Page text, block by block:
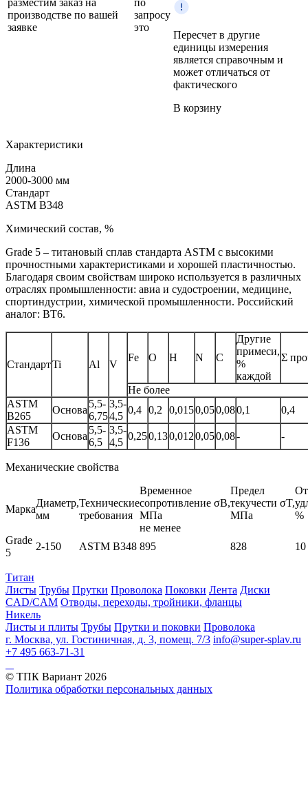
производстве по вашей
заявке
запросу
это
Пересчет в другие
единицы измерения
является справочным и
может отличаться от
фактического
В корзину
Характеристики
Длина
2000-3000 мм
Стандарт
ASTM B348
Химический состав, %
Grade 5 – титановый сплав стандарта ASTM с высокими
прочностными характеристиками и хорошей пластичностью.
Благодаря своим свойствам широко используется в различных
отраслях промышленности: авиа и судостроении, медицине,
спортиндустрии, химической промышленности. Российский
аналог: ВТ6.
СтандартTi Al V
Fe O H N C
Другие
примеси,
%
каждой
Σ
Не более
ASTM
B265
Основа
5,5-
6,75
3,5-
4,5
0,4 0,2 0,0150,050,080,1
0,4
ASTM
F136
Основа
5,5-
6,5
3,5-
4,5
0,250,130,0120,050,08- -
Механические свойства
Марка
Диаметр,
мм
Технические
требования
Временное
сопротивление σB,
МПа
Предел
текучести σT,
МПа
%
не менее
Grade
5
2-150 ASTM B348 895 828 10
Титан
Листы Трубы Прутки Проволока Поковки Лента Диски
CAD/CAM Отводы, переходы, тройники, фланцы
Никель
Листы и плиты Трубы Прутки и поковки Проволока
г. Москва, ул. Гостиничная, д. 3, помещ. 7/3 info@super-splav.ru
+7 495 663-71-31
© ТПК Вариант 2026
Политика обработки персональных данных